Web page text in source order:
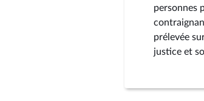
personnes
prélevée
justice et